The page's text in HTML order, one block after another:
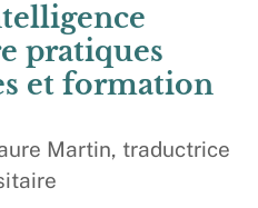
pratiques
et formation
Martin, traductrice